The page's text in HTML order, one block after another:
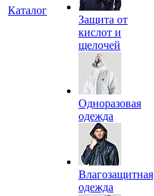
Каталог
Защита от
кислот и
щелочей
Одноразовая
одежда
Влагозащитная
одежда